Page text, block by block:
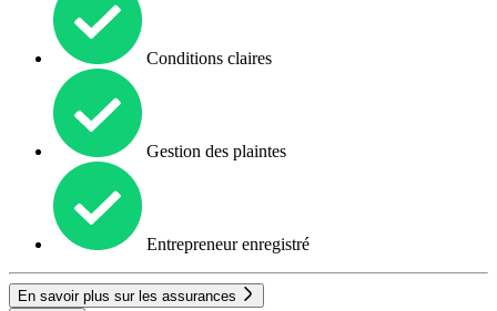
Conditions claires
Gestion des plaintes
Entrepreneur enregistré
En savoir plus sur les assurances